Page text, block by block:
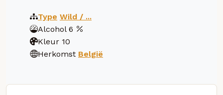
Type Wild / ...
Alcohol 6
Kleur 10
Herkomst België